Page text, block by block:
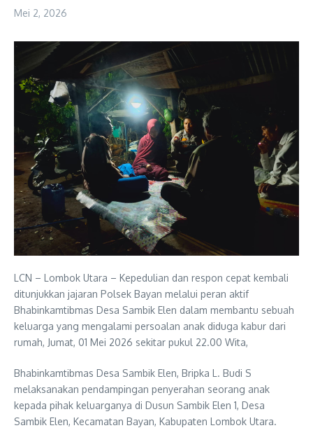
Mei 2, 2026
LCN – Lombok Utara – Kepedulian dan respon cepat kembali
ditunjukkan jajaran Polsek Bayan melalui peran aktif
Bhabinkamtibmas Desa Sambik Elen dalam membantu sebuah
keluarga yang mengalami persoalan anak diduga kabur dari
rumah, Jumat, 01 Mei 2026 sekitar pukul 22.00 Wita,
Bhabinkamtibmas Desa Sambik Elen, Bripka L. Budi S
melaksanakan pendampingan penyerahan seorang anak
kepada pihak keluarganya di Dusun Sambik Elen 1, Desa
Sambik Elen, Kecamatan Bayan, Kabupaten Lombok Utara.